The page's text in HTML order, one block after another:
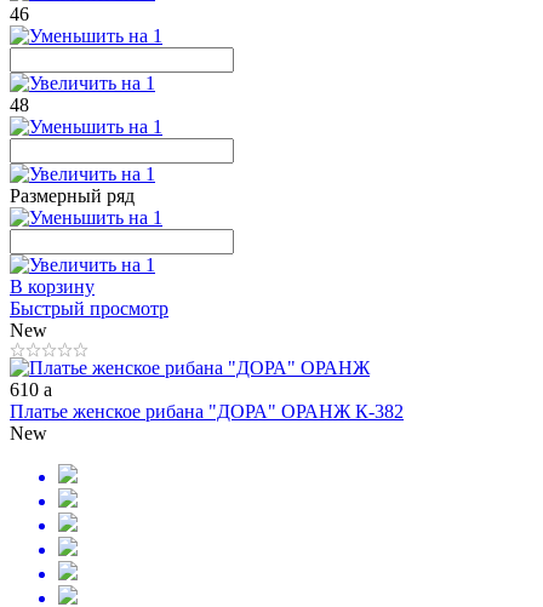
46
48
Размерный ряд
В корзину
Быстрый просмотр
New
610 a
Платье женское рибана "ДОРА" ОРАНЖ К-382
New